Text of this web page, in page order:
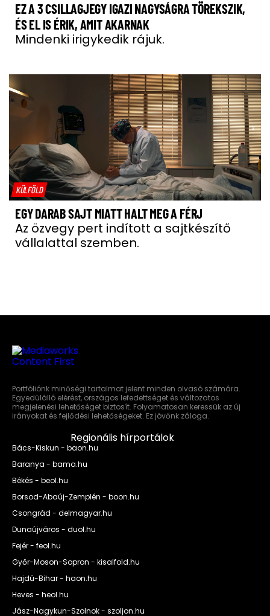
EZ A 3 CSILLAGJEGY IGAZI NAGYSÁGRA TÖREKSZIK,
ÉS EL IS ÉRIK, AMIT AKARNAK
Mindenki irigykedik rájuk.
KÜLFÖLD
EGY DARAB SAJT MIATT HALT MEG A FÉRJ
Az özvegy pert indított a sajtkészítő
vállalattal szemben.
Portfóliónk minőségi tartalmat jelent minden olvasó számára.
Egyedülálló elérést, országos lefedettséget és változatos
megjelenési lehetőséget biztosít. Folyamatosan keressük az új
irányokat és fejlődési lehetőségeket. Ez jövőnk záloga.
Regionális hírportálok
Bács-Kiskun - baon.hu
Baranya - bama.hu
Békés - beol.hu
Borsod-Abaúj-Zemplén - boon.hu
Csongrád - delmagyar.hu
Dunaújváros - duol.hu
Fejér - feol.hu
Győr-Moson-Sopron - kisalfold.hu
Hajdú-Bihar - haon.hu
Heves - heol.hu
Jász-Nagykun-Szolnok - szoljon.hu